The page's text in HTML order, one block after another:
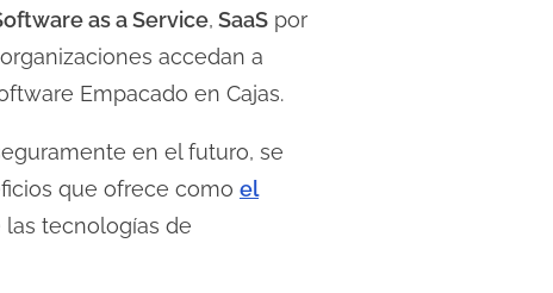
as a Service, SaaS por
accedan a
Empacado en Cajas.
en el futuro, se
que ofrece como el
tecnologías de